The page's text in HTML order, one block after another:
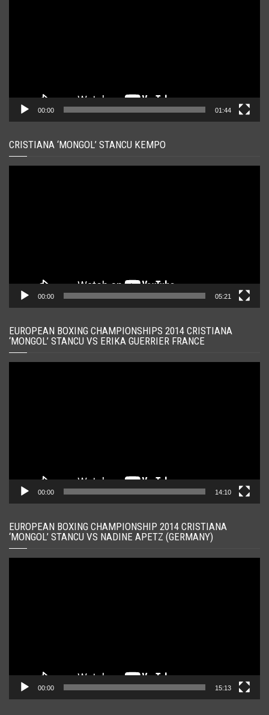
00:00 01:44
CRISTIANA ‘MONGOL’ STANCU KEMPO
00:00 05:21
EUROPEAN BOXING CHAMPIONSHIPS 2014 CRISTIANA
‘MONGOL’ STANCU VS ERIKA GUERRIER FRANCE
00:00 14:10
EUROPEAN BOXING CHAMPIONSHIP 2014 CRISTIANA
‘MONGOL’ STANCU VS NADINE APETZ (GERMANY)
00:00 15:13